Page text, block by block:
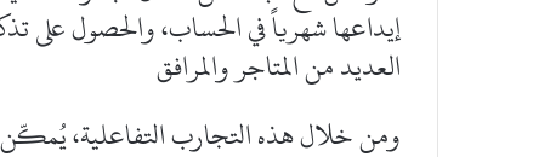
إيداعها شهرياً في الحساب، والحصول
العديد من المتاجر والمرافق
ومن خلال هذه التجارب التفاعلية، يُمكّن